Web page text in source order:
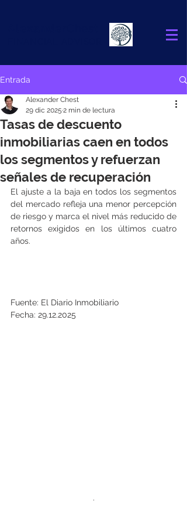
Entrada
Tasas de descuento
inmobiliarias caen en todos
los segmentos y refuerzan
señales de recuperación
Alexander Chest
29 dic 2025 2 min de lectura
El ajuste a la baja en todos los segmentos
del mercado refleja una menor percepción
de riesgo y marca el nivel más reducido de
retornos exigidos en los últimos cuatro
años.
Fuente: El Diario Inmobiliario
Fecha: 29.12.2025
.